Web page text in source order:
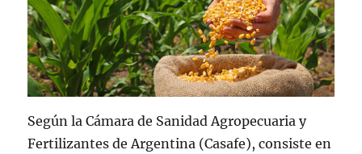
Según la Cámara de Sanidad Agropecuaria y
Fertilizantes de Argentina (Casafe), consiste en